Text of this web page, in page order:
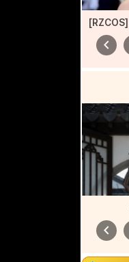
chevron_left
chevron_left